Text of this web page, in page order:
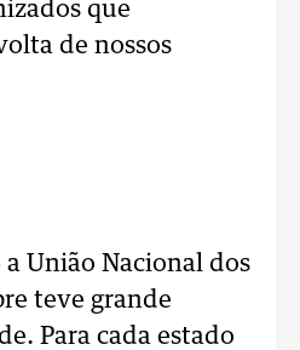
que
de nossos
a União Nacional dos
teve grande
Para cada estado